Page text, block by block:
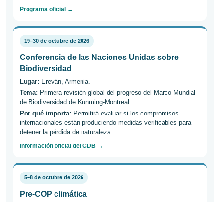
Programa oficial →
19–30 de octubre de 2026
Conferencia de las Naciones Unidas sobre
Biodiversidad
Lugar: Ereván, Armenia.
Tema: Primera revisión global del progreso del Marco Mundial
de Biodiversidad de Kunming-Montreal.
Por qué importa: Permitirá evaluar si los compromisos
internacionales están produciendo medidas verificables para
detener la pérdida de naturaleza.
Información oficial del CDB →
5–8 de octubre de 2026
Pre-COP climática